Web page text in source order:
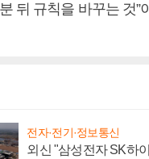
뒤 규칙을 바꾸는 것”
전자·전기·정보통신
외신 "삼성전자 SK하